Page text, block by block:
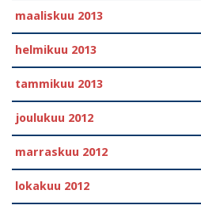
maaliskuu 2013
helmikuu 2013
tammikuu 2013
joulukuu 2012
marraskuu 2012
lokakuu 2012